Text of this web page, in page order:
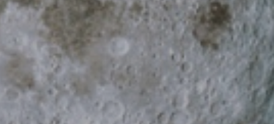
Anmeldung
Anfrageformular